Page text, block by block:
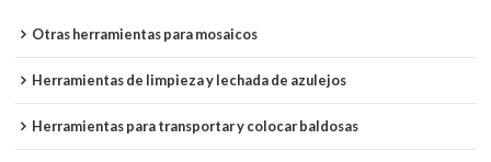
Otras herramientas para mosaicos
Herramientas de limpieza y lechada de azulejos
Herramientas para transportar y colocar baldosas